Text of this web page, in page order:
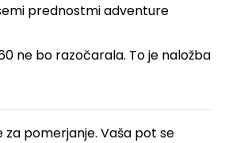
prednostmi adventure
ne bo razočarala. To je naložba
za pomerjanje. Vaša pot se